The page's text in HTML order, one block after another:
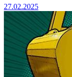
27.02.2025